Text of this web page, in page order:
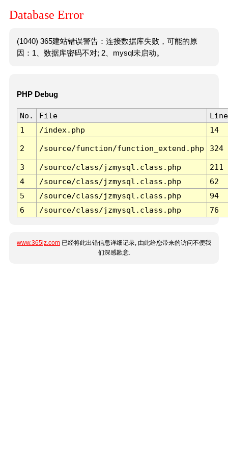
Database Error
(1040) 365建站错误警告：连接数据库失败，可能的原
因：1、数据库密码不对; 2、mysql未启动。
PHP Debug
No. File
Line
1
/index.php 14
2 /source/function/function_extend.php 324
3 /source/class/jzmysql.class.php
211
4
/source/class/jzmysql.class.php
62
5
/source/class/jzmysql.class.php
94
6
/source/class/jzmysql.class.php 76
www.365jz.com 已经将此出错信息详细记录, 由此给您带来的访问不便我
们深感歉意.